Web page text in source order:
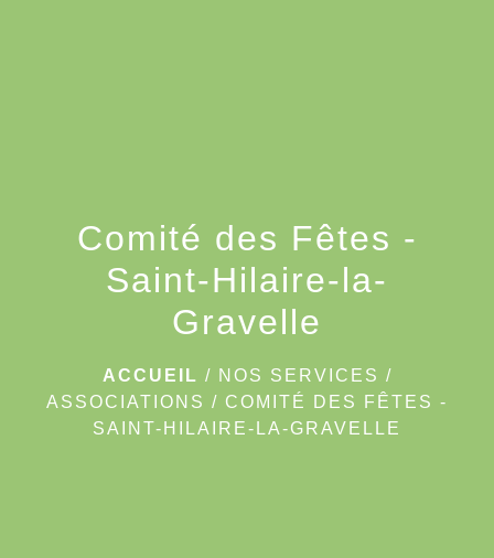
Comité des Fêtes -
Saint-Hilaire-la-
Gravelle
ACCUEIL / NOS SERVICES /
ASSOCIATIONS / COMITÉ DES FÊTES -
SAINT-HILAIRE-LA-GRAVELLE